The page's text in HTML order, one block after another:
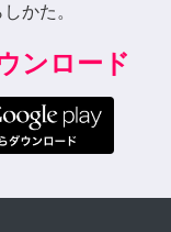
かた。
ンロード